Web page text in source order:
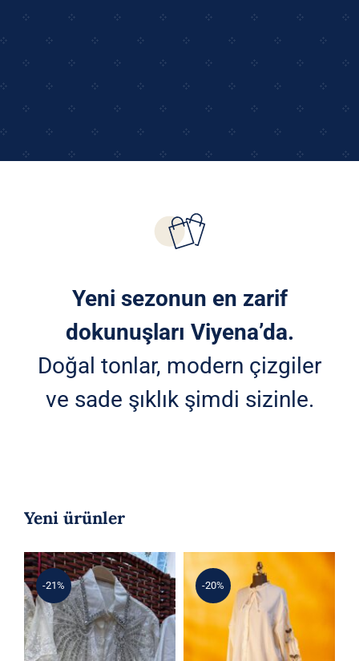
Yeni sezonun en zarif
dokunuşları Viyena’da.
Doğal tonlar, modern çizgiler
ve sade şıklık şimdi sizinle.
Yeni ürünler
-21% -20%
Kiraz Aplikeli
Gömlek &